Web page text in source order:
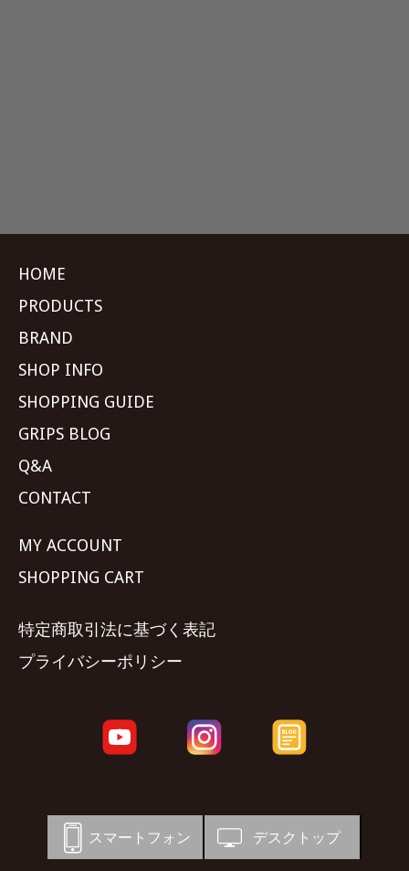
HOME
PRODUCTS
BRAND
SHOP INFO
SHOPPING GUIDE
GRIPS BLOG
Q&A
CONTACT
MY ACCOUNT
SHOPPING CART
特定商取引法に基づく表記
プライバシーポリシー
スマートフォン デスクトップ